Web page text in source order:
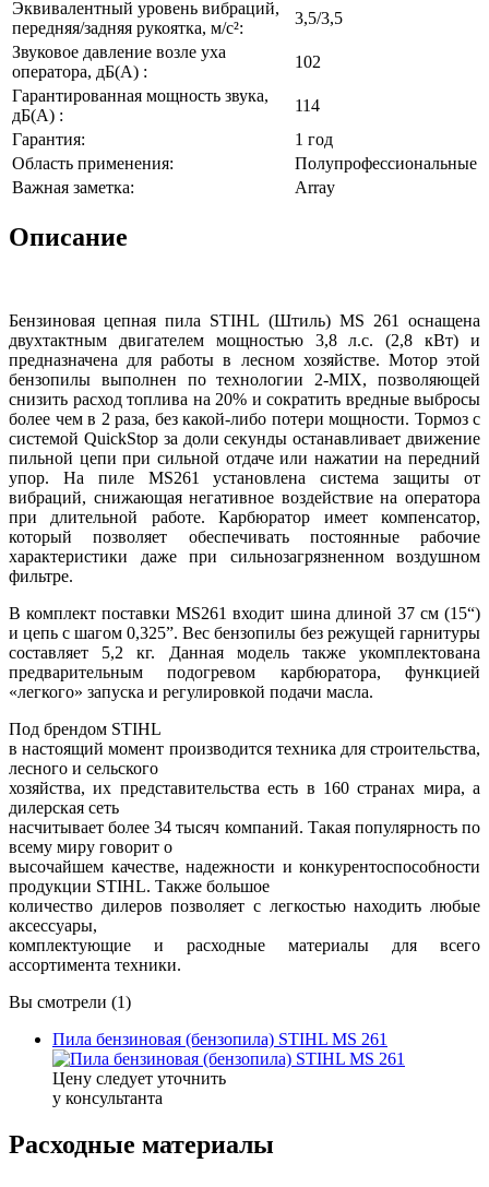
Эквивалентный уровень вибраций,
передняя/задняя рукоятка, м/с²:
3,5/3,5
Звуковое давление возле уха
оператора, дБ(А) :
102
Гарантированная мощность звука,
дБ(А) :
114
Гарантия:
1 год
Область применения:
Полупрофессиональные
Важная заметка:
Array
Описание
Бензиновая цепная пила STIHL (Штиль) MS 261 оснащена
двухтактным двигателем мощностью 3,8 л.с. (2,8 кВт) и
предназначена для работы в лесном хозяйстве. Мотор этой
бензопилы выполнен по технологии 2-MIX, позволяющей
снизить расход топлива на 20% и сократить вредные выбросы
более чем в 2 раза, без какой-либо потери мощности. Тормоз с
системой QuickStop за доли секунды останавливает движение
пильной цепи при сильной отдаче или нажатии на передний
упор. На пиле MS261 установлена система защиты от
вибраций, снижающая негативное воздействие на оператора
при длительной работе. Карбюратор имеет компенсатор,
который позволяет обеспечивать постоянные рабочие
характеристики даже при сильнозагрязненном воздушном
фильтре.
В комплект поставки MS261 входит шина длиной 37 см (15“)
и цепь с шагом 0,325”. Вес бензопилы без режущей гарнитуры
составляет 5,2 кг. Данная модель также укомплектована
предварительным подогревом карбюратора, функцией
«легкого» запуска и регулировкой подачи масла.
Под брендом STIHL
в настоящий момент производится техника для строительства,
лесного и сельского
хозяйства, их представительства есть в 160 странах мира, а
дилерская сеть
насчитывает более 34 тысяч компаний. Такая популярность по
всему миру говорит о
высочайшем качестве, надежности и конкурентоспособности
продукции STIHL. Также большое
количество дилеров позволяет с легкостью находить любые
аксессуары,
комплектующие и расходные материалы для всего
ассортимента техники.
Вы смотрели (1)
Пила бензиновая (бензопила) STIHL MS 261
Цену следует уточнить
у консультанта
Расходные материалы